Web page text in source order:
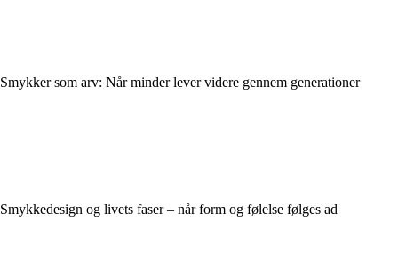
Smykker som arv: Når minder lever videre gennem generationer
Smykkedesign og livets faser – når form og følelse følges ad